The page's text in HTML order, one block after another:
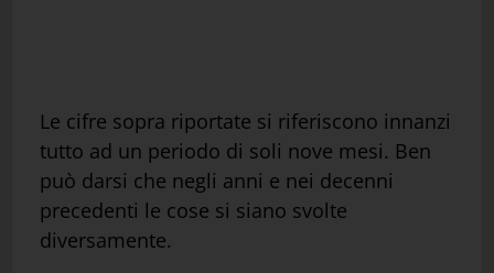
Le cifre sopra riportate si riferiscono innanzi
tutto ad un periodo di soli nove mesi. Ben
può darsi che negli anni e nei decenni
precedenti le cose si siano svolte
diversamente.